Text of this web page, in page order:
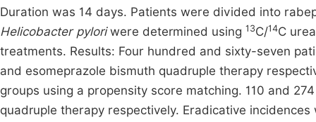
Duration was 14 days. Patients were divided into
Helicobacter pyloriwere determined using 13C/14C
treatments. Results: Four hundred and sixty-seven
and esomeprazole bismuth quadruple therapy
groups using a propensity score matching. 110 and
quadruple therapy respectively. Eradicative